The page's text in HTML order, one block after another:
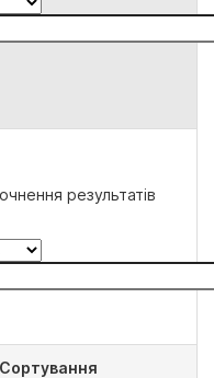
результатів
Сортування